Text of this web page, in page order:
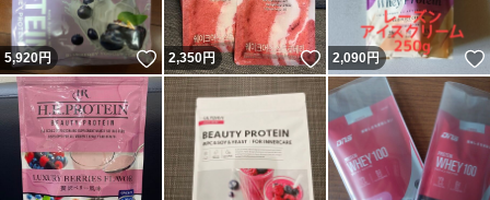
5,920円 いいね！
2,350円 いいね！
2,090円